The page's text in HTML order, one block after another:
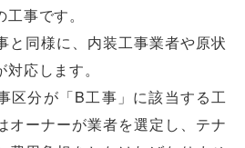
事です。
と同様に、内装工事業者や原状
応します。
区分が「B工事」に該当する工
オーナーが業者を選定し、テナ